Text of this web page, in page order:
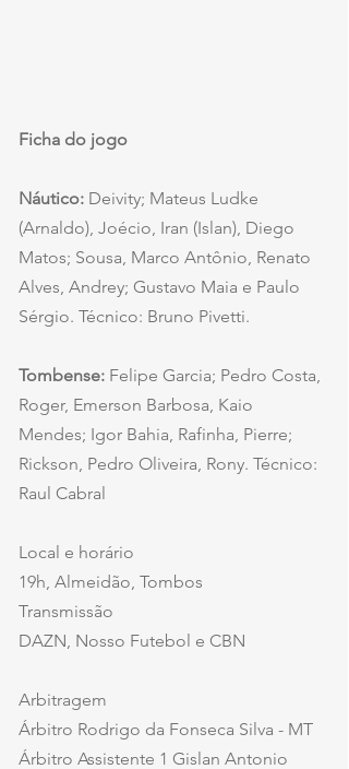
Ficha do jogo
Náutico: Deivity; Mateus Ludke
(Arnaldo), Joécio, Iran (Islan), Diego
Matos; Sousa, Marco Antônio, Renato
Alves, Andrey; Gustavo Maia e Paulo
Sérgio. Técnico: Bruno Pivetti.
Tombense: Felipe Garcia; Pedro Costa,
Roger, Emerson Barbosa, Kaio
Mendes; Igor Bahia, Rafinha, Pierre;
Rickson, Pedro Oliveira, Rony. Técnico:
Raul Cabral
Local e horário
19h, Almeidão, Tombos
Transmissão
DAZN, Nosso Futebol e CBN
Arbitragem
Árbitro Rodrigo da Fonseca Silva - MT
Árbitro Assistente 1 Gislan Antonio